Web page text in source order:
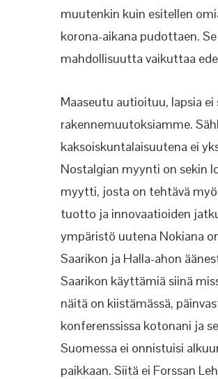
muutenkin kuin esitellen
korona-aikana pudottaen.
mahdollisuutta vaikuttaa
Maaseutu autioituu, lapsia
rakennemuutoksiamme.
kaksoiskuntalaisuutena ei
Nostalgian myynti on sekin
myytti, josta on tehtävä
tuotto ja innovaatioiden
ympäristö uutena Nokiana
Saarikon ja Halla-ahon
Saarikon käyttämiä siinä
näitä on kiistämässä,
konferenssissa kotonani ja
Suomessa ei onnistuisi
paikkaan. Siitä ei Forssan